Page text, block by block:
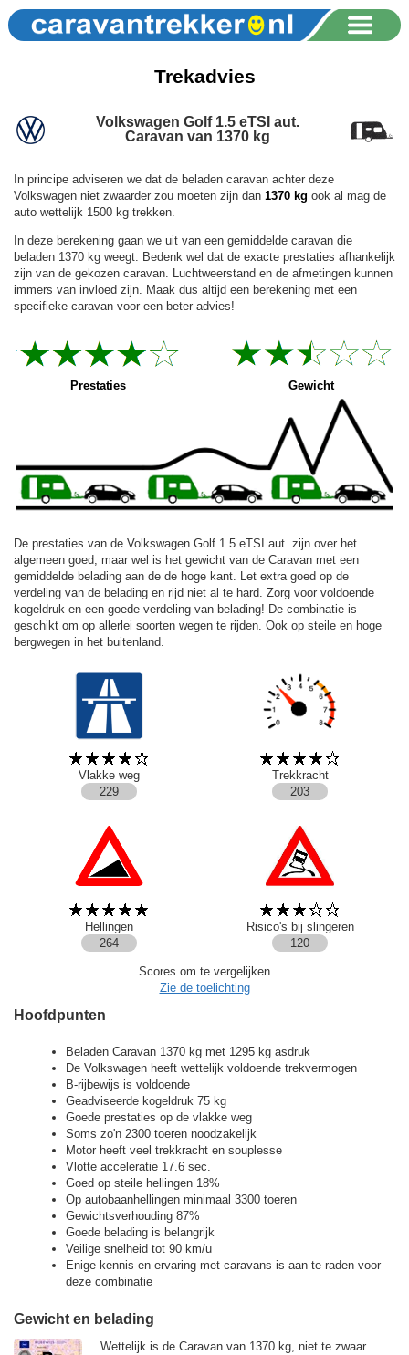
Trekadvies
Volkswagen Golf 1.5 eTSI aut.
Caravan van 1370 kg
In principe adviseren we dat de beladen caravan achter deze
Volkswagen niet zwaarder zou moeten zijn dan 1370 kg ook al mag de
auto wettelijk 1500 kg trekken.
In deze berekening gaan we uit van een gemiddelde caravan die
beladen 1370 kg weegt. Bedenk wel dat de exacte prestaties afhankelijk
zijn van de gekozen caravan. Luchtweerstand en de afmetingen kunnen
immers van invloed zijn. Maak dus altijd een berekening met een
specifieke caravan voor een beter advies!
Prestaties Gewicht
De prestaties van de Volkswagen Golf 1.5 eTSI aut. zijn over het
algemeen goed, maar wel is het gewicht van de Caravan met een
gemiddelde belading aan de de hoge kant. Let extra goed op de
verdeling van de belading en rijd niet al te hard. Zorg voor voldoende
kogeldruk en een goede verdeling van belading! De combinatie is
geschikt om op allerlei soorten wegen te rijden. Ook op steile en hoge
bergwegen in het buitenland.
Vlakke weg
Trekkracht
229
203
Hellingen
Risico's bij slingeren
264
120
Scores om te vergelijken
Zie de toelichting
Hoofdpunten
Beladen Caravan 1370 kg met 1295 kg asdruk
De Volkswagen heeft wettelijk voldoende trekvermogen
B-rijbewijs is voldoende
Geadviseerde kogeldruk 75 kg
Goede prestaties op de vlakke weg
Soms zo'n 2300 toeren noodzakelijk
Motor heeft veel trekkracht en souplesse
Vlotte acceleratie 17.6 sec.
Goed op steile hellingen 18%
Op autobaanhellingen minimaal 3300 toeren
Gewichtsverhouding 87%
Goede belading is belangrijk
Veilige snelheid tot 90 km/u
Enige kennis en ervaring met caravans is aan te raden voor
deze combinatie
Gewicht en belading
Wettelijk is de Caravan van 1370 kg, niet te zwaar